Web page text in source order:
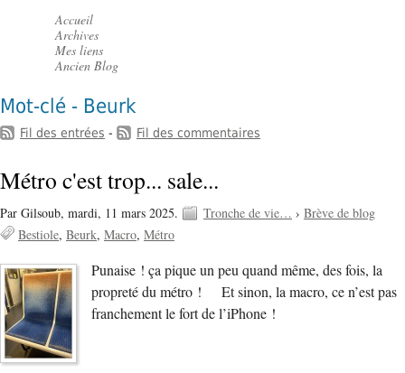
Accueil
Archives
Mes liens
Ancien Blog
Mot-clé - Beurk
Fil des entrées - Fil des commentaires
Métro c'est trop... sale...
Par Gilsoub, mardi, 11 mars 2025. Tronche de vie… › Brève de blog
Bestiole Beurk Macro Métro
Punaise ! ça pique un peu quand même, des fois, la
propreté du métro ! Et sinon, la macro, ce n’est pas
franchement le fort de l’iPhone !